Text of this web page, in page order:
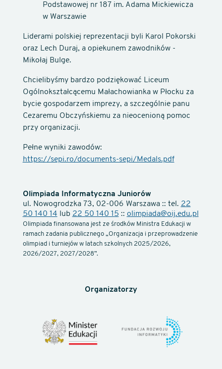
Podstawowej nr 187 im. Adama Mickiewicza
w Warszawie
Liderami polskiej reprezentacji byli Karol Pokorski
oraz Lech Duraj, a opiekunem zawodników -
Mikołaj Bulge.
Chcielibyśmy bardzo podziękować Liceum
Ogólnokształcącemu Małachowianka w Płocku za
bycie gospodarzem imprezy, a szczególnie panu
Cezaremu Obczyńskiemu za nieocenioną pomoc
przy organizacji.
Pełne wyniki zawodów:
https://sepi.ro/documents-sepi/Medals.pdf
Olimpiada Informatyczna Juniorów
ul. Nowogrodzka 73, 02-006 Warszawa :: tel. 22
50 140 14 lub 22 50 140 15 :: olimpiada@oij.edu.pl
Olimpiada finansowana jest ze środków Ministra Edukacji w
ramach zadania publicznego „Organizacja i przeprowadzenie
olimpiad i turniejów w latach szkolnych 2025/2026,
2026/2027, 2027/2028”.
Organizatorzy